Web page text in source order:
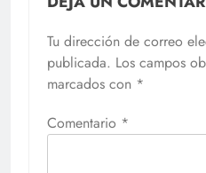
Tu dirección de correo
publicada. Los campos
marcados con *
Comentario *